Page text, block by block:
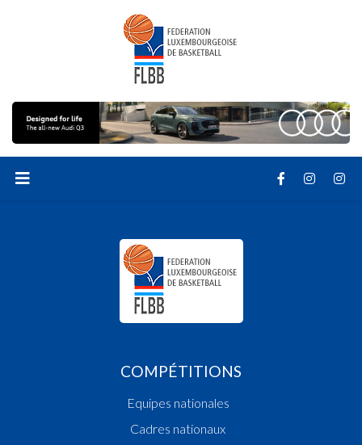
COMPÉTITIONS
Equipes nationales
Cadres nationaux